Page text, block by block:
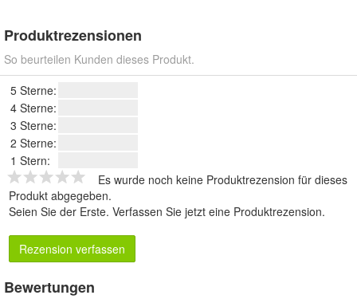
Produktrezensionen
So beurteilen Kunden dieses Produkt.
5 Sterne:
4 Sterne:
3 Sterne:
2 Sterne:
1 Stern:
Es wurde noch keine Produktrezension für dieses
Produkt abgegeben.
Seien Sie der Erste. Verfassen Sie jetzt eine Produktrezension.
Rezension verfassen
Bewertungen